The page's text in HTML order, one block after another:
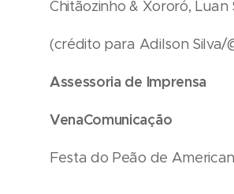
Chitãozinho & Xororó,
(crédito para Adilson Silva/
Assessoria de Imprensa
VenaComunicação
Festa do Peão de